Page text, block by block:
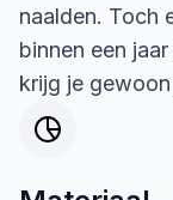
naalden. Toch
binnen een
krijg je